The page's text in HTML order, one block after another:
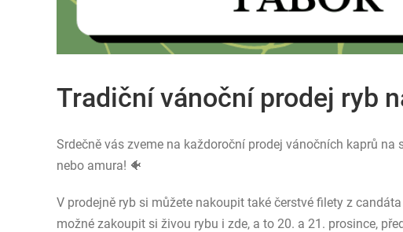
Tradiční vánoční prodej ryb
Srdečně vás zveme na každoroční prodej vánočních kaprů
nebo amura! 🐠
V prodejně ryb si můžete nakoupit také čerstvé filety z
možné zakoupit si živou rybu i zde, a to 20. a 21. prosince,